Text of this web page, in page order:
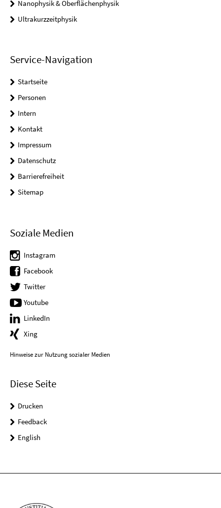
Nanophysik & Oberflächenphysik
Ultrakurzzeitphysik
Service-Navigation
Startseite
Personen
Intern
Kontakt
Impressum
Datenschutz
Barrierefreiheit
Sitemap
Soziale Medien
Instagram
Facebook
Twitter
Youtube
LinkedIn
Xing
Hinweise zur Nutzung sozialer Medien
Diese Seite
Drucken
Feedback
English